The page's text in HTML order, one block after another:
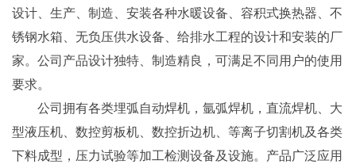
设计、生产、制造、安装各种水暖设备、容积式换热器、不
锈钢水箱、无负压供水设备、给排水工程的设计和安装的厂
家。公司产品设计独特、制造精良，可满足不同用户的使用
要求。
公司拥有各类埋弧自动焊机，氩弧焊机，直流焊机、大
型液压机、数控剪板机、数控折边机、等离子切割机及各类
下料成型，压力试验等加工检测设备及设施。产品广泛应用